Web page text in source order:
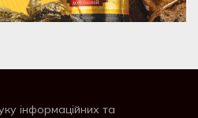
інформаційних та